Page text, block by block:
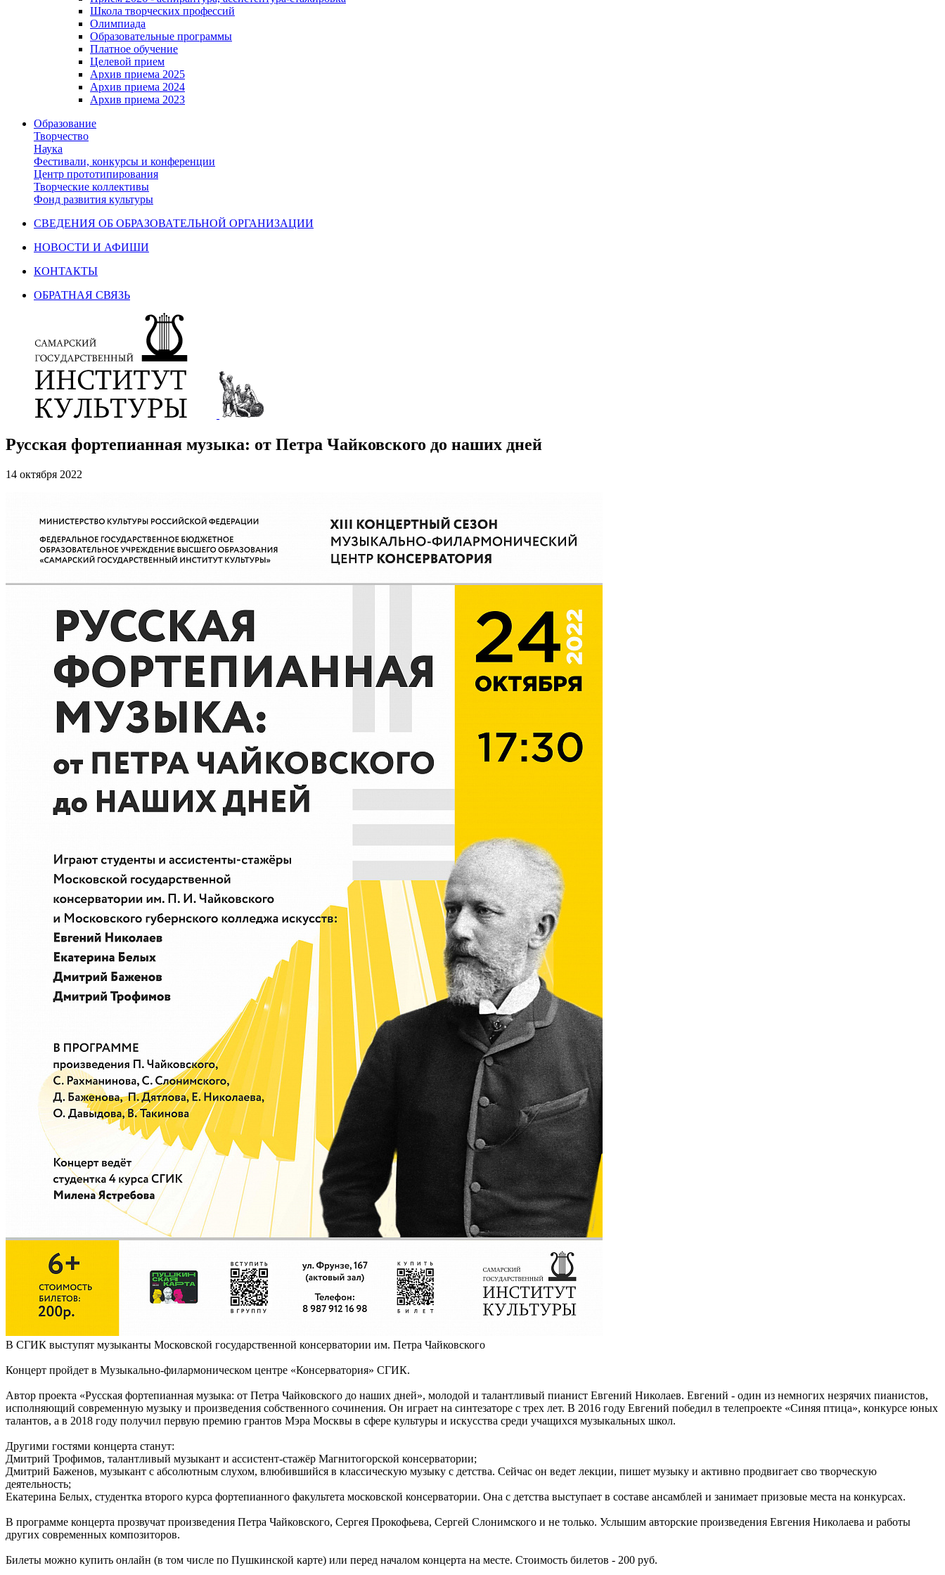
Школа творческих профессий
Олимпиада
Образовательные программы
Платное обучение
Целевой прием
Архив приема 2025
Архив приема 2024
Архив приема 2023
Образование
Творчество
Наука
Фестивали, конкурсы и конференции
Центр прототипирования
Творческие коллективы
Фонд развития культуры
СВЕДЕНИЯ ОБ ОБРАЗОВАТЕЛЬНОЙ ОРГАНИЗАЦИИ
НОВОСТИ И АФИШИ
КОНТАКТЫ
ОБРАТНАЯ СВЯЗЬ
Русская фортепианная музыка: от Петра Чайковского до наших дней
14 октября 2022
В СГИК выступят музыканты Московской государственной консерватории им. Петра Чайковского
Концерт пройдет в Музыкально-филармоническом центре «Консерватория» СГИК.
Автор проекта «Русская фортепианная музыка: от Петра Чайковского до наших дней», молодой и талантливый пианист Евгений Николаев. Евгений - один из немногих незрячих пианистов,
исполняющий современную музыку и произведения собственного сочинения. Он играет на синтезаторе с трех лет. В 2016 году Евгений победил в телепроекте «Синяя птица», конкурсе юных
талантов, а в 2018 году получил первую премию грантов Мэра Москвы в сфере культуры и искусства среди учащихся музыкальных школ.
Другими гостями концерта станут:
Дмитрий Трофимов, талантливый музыкант и ассистент-стажёр Магнитогорской консерватории;
Дмитрий Баженов, музыкант с абсолютным слухом, влюбившийся в классическую музыку с детства. Сейчас он ведет лекции, пишет музыку и активно продвигает сво творческую
деятельность;
Екатерина Белых, студентка второго курса фортепианного факультета московской консерватории. Она с детства выступает в составе ансамблей и занимает призовые места на конкурсах.
В программе концерта прозвучат произведения Петра Чайковского, Сергея Прокофьева, Сергей Слонимского и не только. Услышим авторские произведения Евгения Николаева и работы
других современных композиторов.
Билеты можно купить онлайн (в том числе по Пушкинской карте) или перед началом концерта на месте. Стоимость билетов - 200 руб.